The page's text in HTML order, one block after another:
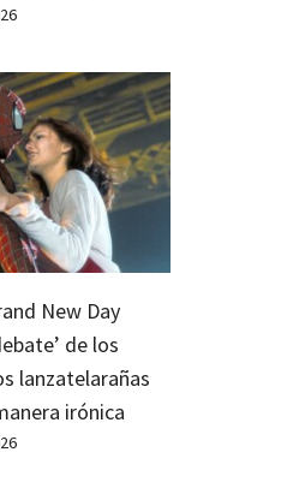
New Day
de los
lanzatelarañas
irónica